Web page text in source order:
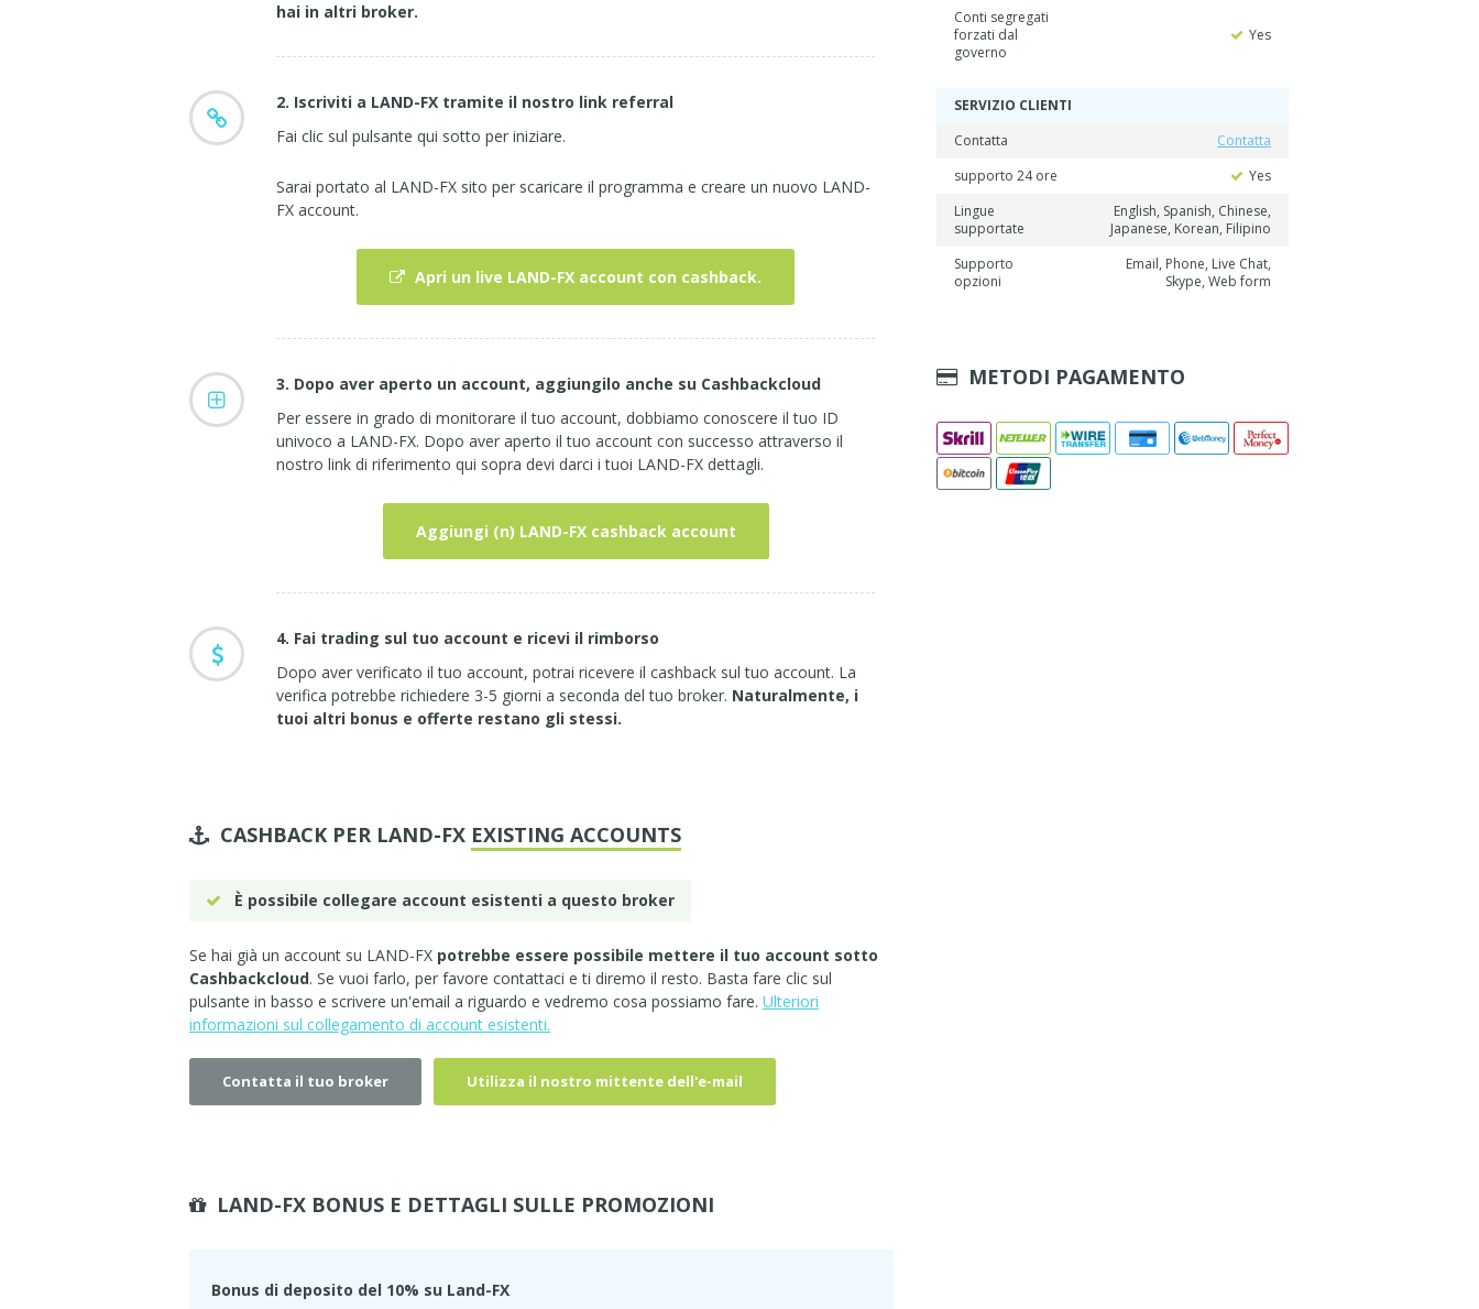
hai in altri broker.
2. Iscriviti a LAND-FX tramite il nostro link referral
Fai clic sul pulsante qui sotto per iniziare.
Sarai portato al LAND-FX sito per scaricare il programma e creare un nuovo LAND-
FX account.
Apri un live LAND-FX account con cashback.
3. Dopo aver aperto un account, aggiungilo anche su Cashbackcloud
Per essere in grado di monitorare il tuo account, dobbiamo conoscere il tuo ID
univoco a LAND-FX. Dopo aver aperto il tuo account con successo attraverso il
nostro link di riferimento qui sopra devi darci i tuoi LAND-FX dettagli.
Aggiungi (n) LAND-FX cashback account
4. Fai trading sul tuo account e ricevi il rimborso
Dopo aver verificato il tuo account, potrai ricevere il cashback sul tuo account. La
verifica potrebbe richiedere 3-5 giorni a seconda del tuo broker. Naturalmente, i
tuoi altri bonus e offerte restano gli stessi.
CASHBACK PER LAND-FX EXISTING ACCOUNTS
È possibile collegare account esistenti a questo broker
Se hai già un account su LAND-FX potrebbe essere possibile mettere il tuo account sotto
Cashbackcloud. Se vuoi farlo, per favore contattaci e ti diremo il resto. Basta fare clic sul
pulsante in basso e scrivere un'email a riguardo e vedremo cosa possiamo fare. Ulteriori
informazioni sul collegamento di account esistenti.
Contatta il tuo broker Utilizza il nostro mittente dell'e-mail
LAND-FX BONUS E DETTAGLI SULLE PROMOZIONI
Bonus di deposito del 10% su Land-FX
Conti segregati
forzati dal
governo
Yes
SERVIZIO CLIENTI
Contatta
Contatta
supporto 24 ore
Yes
Lingue
supportate
English, Spanish, Chinese,
Japanese, Korean, Filipino
Supporto
opzioni
Email, Phone, Live Chat,
Skype, Web form
METODI PAGAMENTO